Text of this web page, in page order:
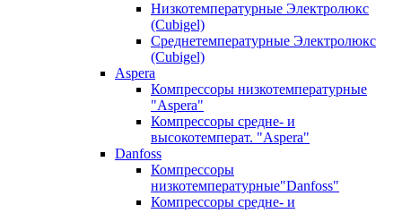
Низкотемпературные Электролюкс
(Cubigel)
Среднетемпературные Электролюкс
(Cubigel)
Aspera
Компрессоры низкотемпературные
"Aspera"
Компрессоры средне- и
высокотемперат. "Aspera"
Danfoss
Компрессоры
низкотемпературные"Danfoss"
Компрессоры средне- и